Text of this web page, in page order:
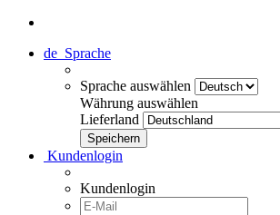
de Sprache
Sprache auswählen
Währung auswählen
Lieferland
Kundenlogin
Kundenlogin